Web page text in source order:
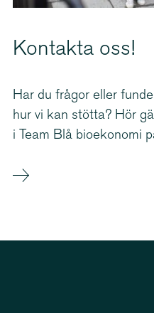
Kontakta oss!
Har du frågor eller
hur vi kan stötta? Hör
i Team Blå bioekonomi